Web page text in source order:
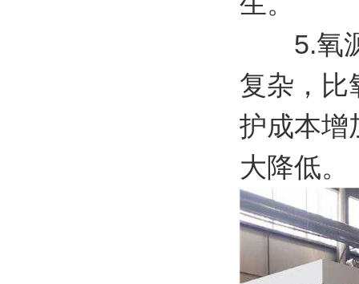
5.氧源
复杂，比
护成本增
大降低。